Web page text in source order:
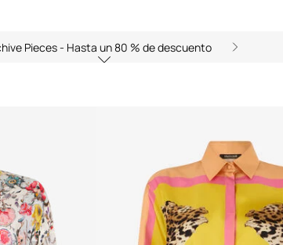
Pieces - Hasta un 80 % de descuento